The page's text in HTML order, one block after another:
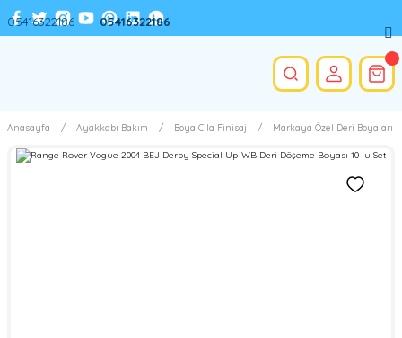
Anasayfa Ayakkabı Bakım Boya Cila Finisaj Markaya Özel Deri Boyaları
05416322186 05416322186